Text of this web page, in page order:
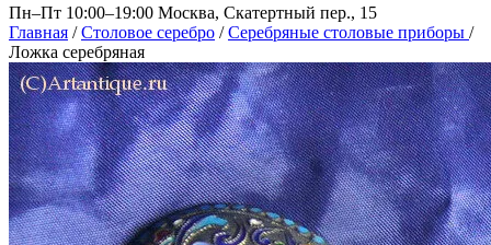
Пн–Пт 10:00–19:00 Москва, Скатертный пер., 15
Главная / Столовое серебро / Серебряные столовые приборы /
Ложка серебряная